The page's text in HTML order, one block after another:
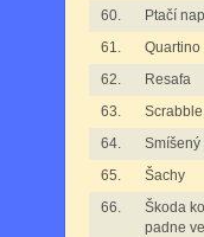
60.
Ptačí
61.
Quartino
62.
Resafa
63.
Scrabble
64.
Smíšený
65.
Šachy
66.
Škoda
padne